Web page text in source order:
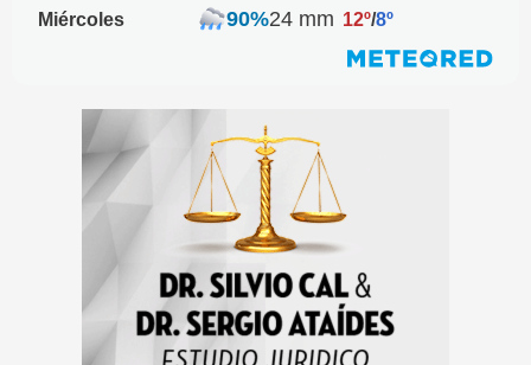
Miércoles
90%24 mm 12º/8º